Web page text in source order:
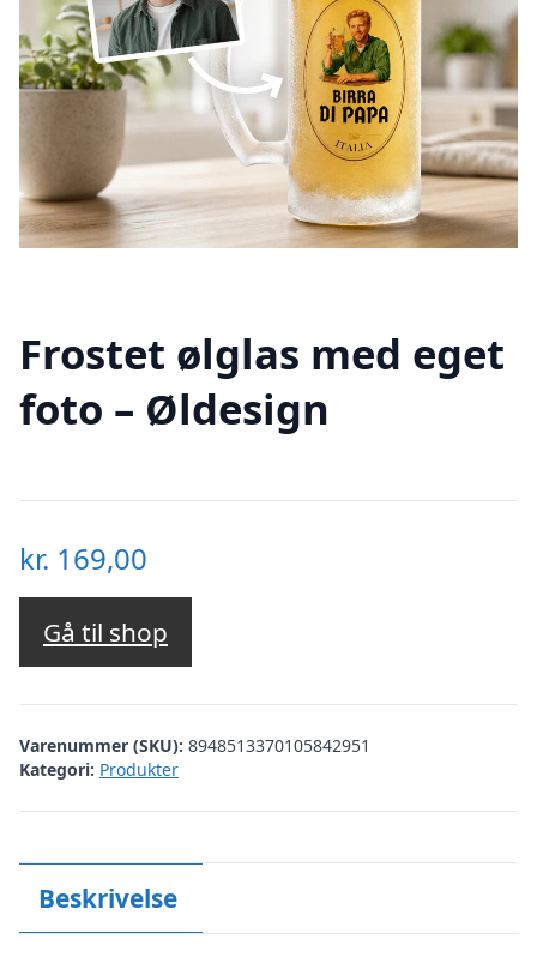
Frostet ølglas med eget
foto – Øldesign
kr. 169,00
Gå til shop
Varenummer (SKU): 8948513370105842951
Kategori: Produkter
Beskrivelse